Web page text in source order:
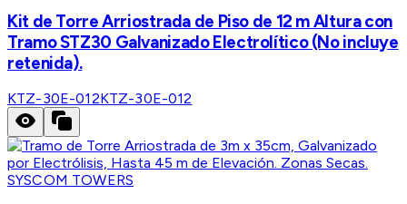
Kit de Torre Arriostrada de Piso de 12 m Altura con
Tramo STZ30 Galvanizado Electrolítico (No incluye
retenida).
KTZ-30E-012KTZ-30E-012
SYSCOM TOWERS